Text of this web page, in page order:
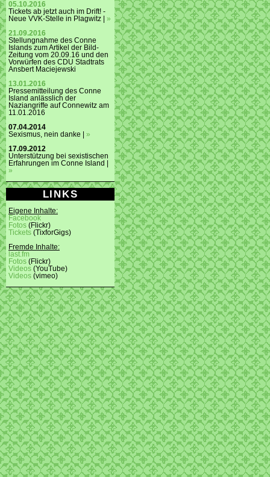
05.10.2016
Tickets ab jetzt auch im Drift! -
Neue VVK-Stelle in Plagwitz | »
21.09.2016
Stellungnahme des Conne
Islands zum Artikel der Bild-
Zeitung vom 20.09.16 und den
Vorwürfen des CDU Stadtrats
Ansbert Maciejewski
13.01.2016
Pressemitteilung des Conne
Island anlässlich der
Naziangriffe auf Connewitz am
11.01.2016
07.04.2014
Sexismus, nein danke | »
17.09.2012
Unterstützung bei sexistischen
Erfahrungen im Conne Island |
»
LINKS
Eigene Inhalte:
Facebook
Fotos (Flickr)
Tickets (TixforGigs)
Fremde Inhalte:
last.fm
Fotos (Flickr)
Videos (YouTube)
Videos (vimeo)